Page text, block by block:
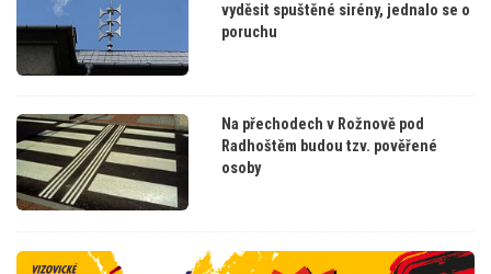
vyděsit spuštěné sirény, jednalo se o
poruchu
Na přechodech v Rožnově pod
Radhoštěm budou tzv. pověřené
osoby